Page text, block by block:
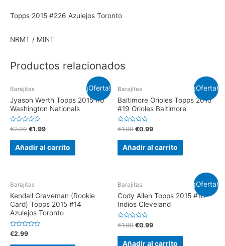
Topps 2015 #226 Azulejos Toronto
NRMT / MINT
Productos relacionados
¡Oferta!
Barajitas
Jyason Werth Topps 2015 #6
Washington Nationals
V
a
l
a
0
d
e
5
€2.99 €1.99
Añadir al carrito
¡Oferta!
Barajitas
Baltimore Orioles Topps 2015
#19 Orioles Baltimore
V
a
l
a
0
d
e
5
€1.99 €0.99
Añadir al carrito
Barajitas
Kendall Graveman (Rookie
Card) Topps 2015 #14
Azulejos Toronto
V
a
l
€2.99
¡Oferta!
Barajitas
Cody Allen Topps 2015 #18
Indios Cleveland
V
a
l
€1.99 €0.99
Añadir al carrito